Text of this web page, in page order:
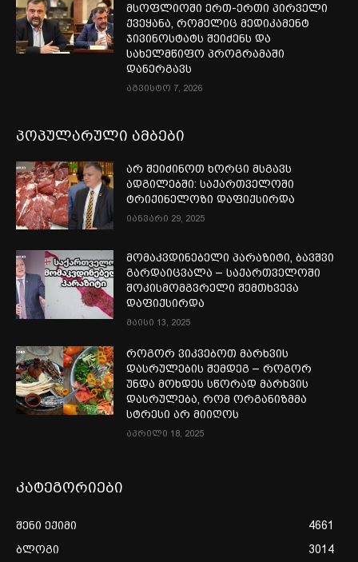
მსოფლიოში ერთ-ერთი პირველი
ქვეყანა, რომელიც მედიკამენტ
ჯივინოსტატს შეიძენს და
სახელმწიფო პროგრამაში
დანერგავს
აგვისტო 7, 2026
პოპულარული ამბები
არ შეიძინოთ ხორცი მსგავს
ადგილებში: საქართველოში
ტრიქინელოზი დაფიქსირდა
იანვარი 29, 2025
მომაკვდინებელი პარაზიტი, ბავშვი
გარდაიცვალა – საქართველოში
შოკისმომგვრელი შემთხვევა
დაფიქსირდა
მაისი 13, 2025
როგორ ვიკვებოთ მარხვის
დასრულების შემდეგ – როგორ
უნდა მოხდეს სწორად მარხვის
დასრულება, რომ ორგანიზმმა
სტრესი არ მიიღოს
აპრილი 18, 2025
კატეგორიები
შენი ექიმი
4661
ბლოგი
3014